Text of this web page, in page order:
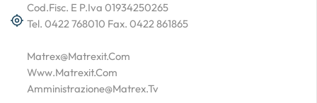
Cod.Fisc. E P.Iva 01934250265
Tel. 0422 768010 Fax. 0422 861865
Matrex@matrexit.com
Www.matrexit.com
Amministrazione@matrex.tv